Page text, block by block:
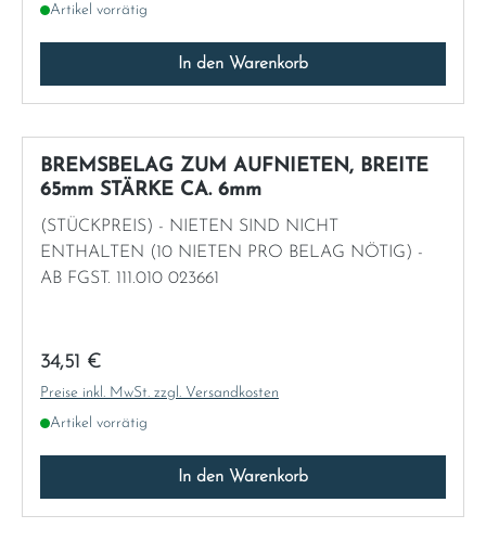
Artikel vorrätig
In den Warenkorb
BREMSBELAG ZUM AUFNIETEN, BREITE
65mm STÄRKE CA. 6mm
(STÜCKPREIS) - NIETEN SIND NICHT
ENTHALTEN (10 NIETEN PRO BELAG NÖTIG) -
AB FGST. 111.010 023661
Regulärer Preis:
34,51 €
Preise inkl. MwSt. zzgl. Versandkosten
Artikel vorrätig
In den Warenkorb